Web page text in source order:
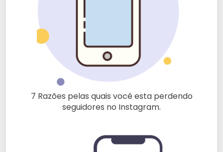
7 Razões pelas quais você esta perdendo
seguidores no Instagram.